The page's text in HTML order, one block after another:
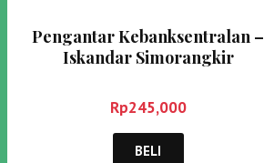
Pengantar Kebanksentralan –
Iskandar Simorangkir
Rp245,000
BELI